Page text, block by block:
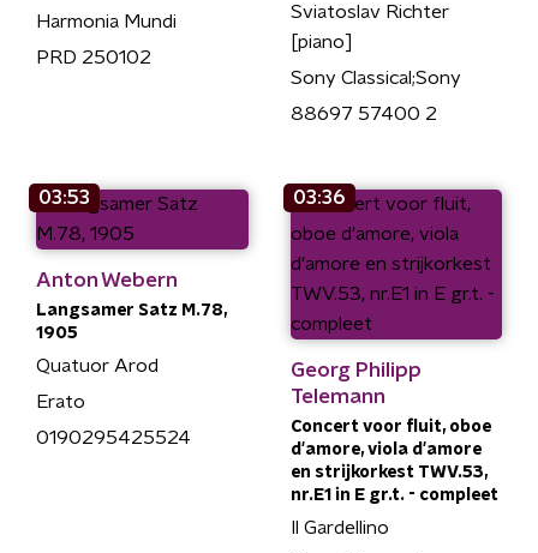
Harmonia Mundi
PRD 250102
Sviatoslav Richter
[piano]
Sony Classical;Sony
88697 57400 2
03:53
Anton Webern
Langsamer Satz M.78,
1905
Quatuor Arod
Erato
0190295425524
03:36
Georg Philipp
Telemann
Concert voor fluit, oboe
d'amore, viola d'amore
en strijkorkest TWV.53,
nr.E1 in E gr.t. - compleet
Il Gardellino